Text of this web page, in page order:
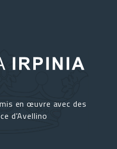
en œuvre avec des
d'Avellino